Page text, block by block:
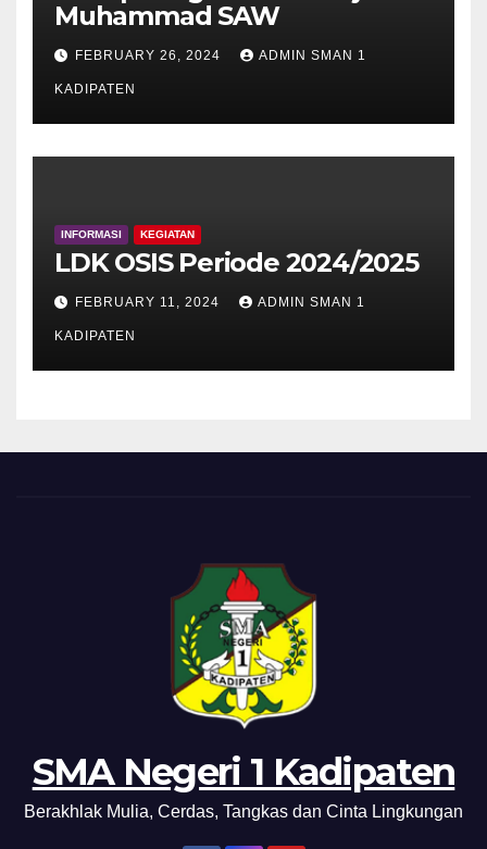
Muhammad SAW
FEBRUARY 26, 2024 ADMIN SMAN 1
KADIPATEN
INFORMASI KEGIATAN
LDK OSIS Periode 2024/2025
FEBRUARY 11, 2024 ADMIN SMAN 1
KADIPATEN
SMA Negeri 1 Kadipaten
Berakhlak Mulia, Cerdas, Tangkas dan Cinta Lingkungan